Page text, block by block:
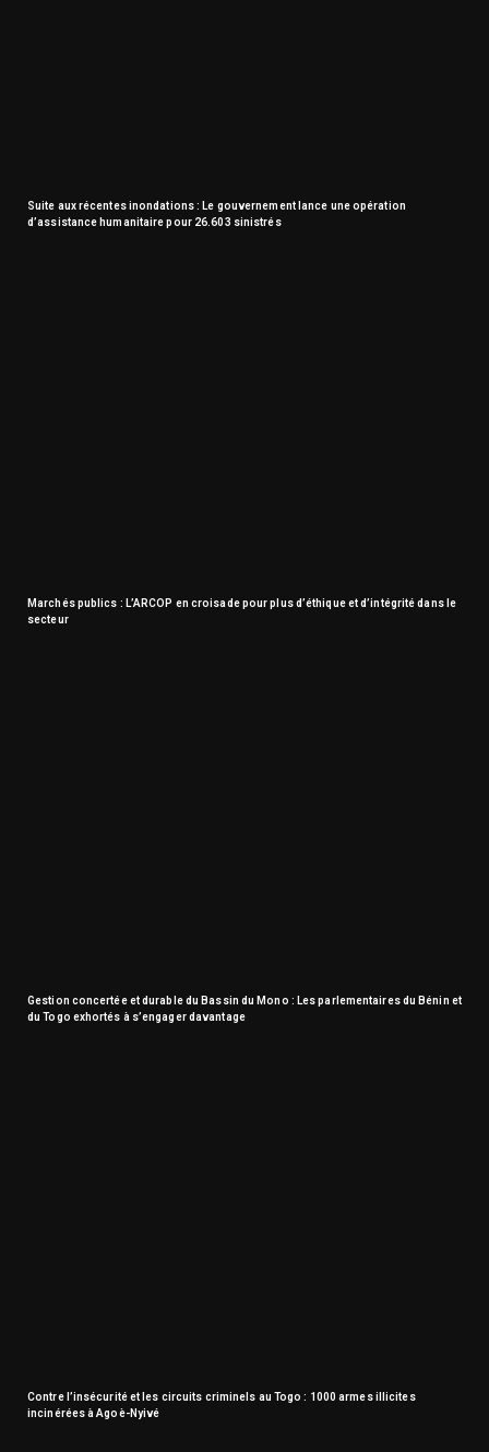
Suite aux récentes inondations : Le gouvernement lance une opération
d’assistance humanitaire pour 26.603 sinistrés
Marchés publics : L’ARCOP en croisade pour plus d’éthique et d’intégrité dans le
secteur
Gestion concertée et durable du Bassin du Mono : Les parlementaires du Bénin et
du Togo exhortés à s’engager davantage
Contre l’insécurité et les circuits criminels au Togo : 1000 armes illicites
incinérées à Agoè-Nyivé